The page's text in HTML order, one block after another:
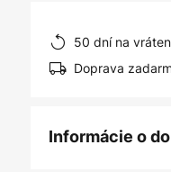
50 dní na
Doprava
Informácie o